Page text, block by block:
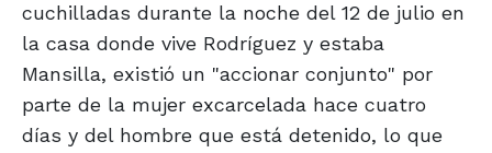
cuchilladas durante la noche del 12 de julio en
la casa donde vive Rodríguez y estaba
Mansilla, existió un "accionar conjunto" por
parte de la mujer excarcelada hace cuatro
días y del hombre que está detenido, lo que